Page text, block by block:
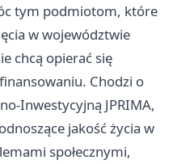
tym podmiotom, które
w województwie
chcą opierać się
Chodzi o
Inwestycyjną JPRIMA,
jakość życia w
społecznymi,